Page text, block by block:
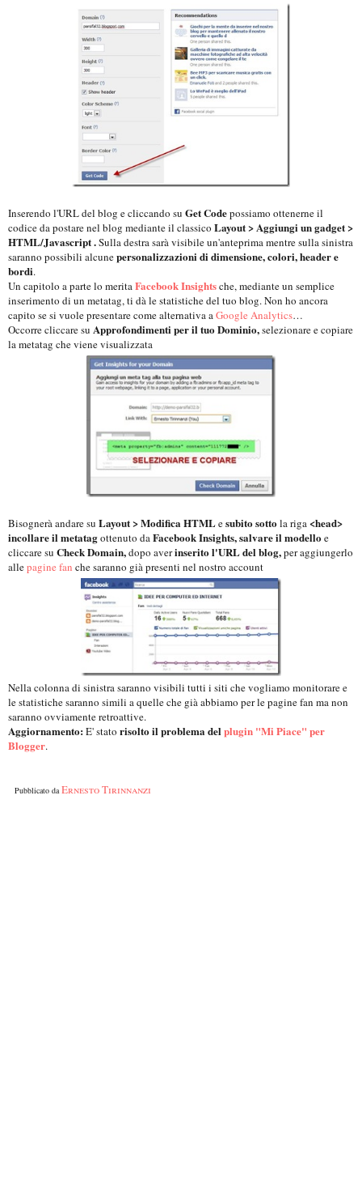
Inserendo l'URL del blog e cliccando su Get Codepossiamo ottenerne il
codice da postare nel blog mediante il classico Layout > Aggiungi un gadget >
HTML/Javascript .Sulla destra sarà visibile un'anteprima mentre sulla sinistra
saranno possibili alcunepersonalizzazioni di dimensione, colori, header e
bordi.
Un capitolo a parte lo meritaFacebook Insightsche, mediante un semplice
inserimento di un metatag, ti dà le statistiche del tuo blog. Non ho ancora
capito se si vuole presentare come alternativa aGoogle Analytics…
Occorre cliccare su Approfondimenti per il tuo Dominio,selezionare e copiare
la metatag che viene visualizzata
Bisognerà andare su Layout > Modifica HTMLesubito sotto la riga<head>
incollare il metatagottenuto daFacebook Insights, salvare il modello e
cliccare su Check Domain,dopo averinserito l'URL del blog,per aggiungerlo
allepagine fan che saranno già presenti nel nostro account
Nella colonna di sinistra saranno visibili tutti i siti che vogliamo monitorare e
le statistiche saranno simili a quelle che già abbiamo per le pagine fan ma non
saranno ovviamente retroattive.
Aggiornamento: E' stato risolto il problema delplugin "Mi Piace" per
Blogger.
Pubblicato daErnesto Tirinnanzi